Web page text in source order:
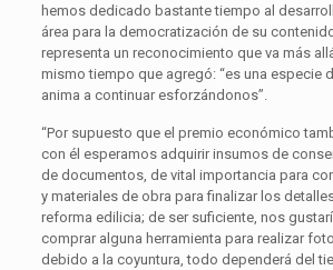
hemos dedicado bastante tiempo al
área para la democratización de su
representa un reconocimiento que va más
mismo tiempo que agregó: “es una especie
anima a continuar esforzándonos”.
“Por supuesto que el premio económico
con él esperamos adquirir insumos de
de documentos, de vital importancia para
y materiales de obra para finalizar los
reforma edilicia; de ser suficiente, nos
comprar alguna herramienta para realizar
debido a la coyuntura, todo dependerá del